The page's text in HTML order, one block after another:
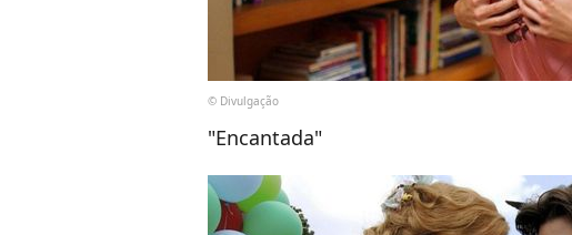
© Divulgação
"Encantada"